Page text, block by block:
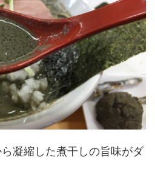
凝縮した煮干しの旨味がダ